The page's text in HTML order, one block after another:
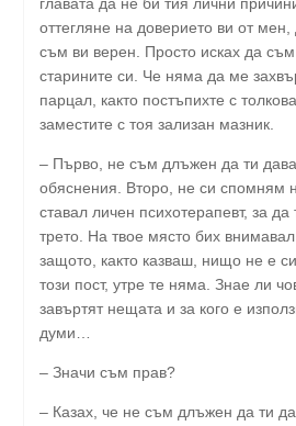
оттегляне на доверието ви от мен,
съм ви верен. Просто исках да съм
старините си. Че няма да ме
парцал, както постъпихте с
заместите с тоя зализан мазник.
– Първо, не съм длъжен да ти
обяснения. Второ, не си спомням
ставал личен психотерапевт, за
трето. На твое място бих внимавал
защото, както казваш, нищо не е
този пост, утре те няма. Знае ли
завъртят нещата и за кого е
думи…
– Значи съм прав?
– Казах, че не съм длъжен да ти